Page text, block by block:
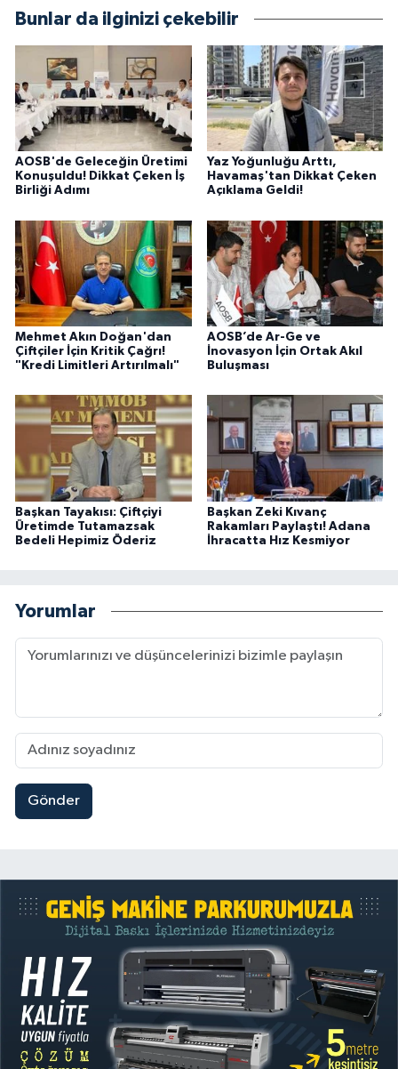
Bunlar da ilginizi çekebilir
AOSB'de Geleceğin Üretimi
Konuşuldu! Dikkat Çeken İş
Birliği Adımı
Yaz Yoğunluğu Arttı,
Havamaş'tan Dikkat Çeken
Açıklama Geldi!
Mehmet Akın Doğan'dan
Çiftçiler İçin Kritik Çağrı!
"Kredi Limitleri Artırılmalı"
AOSB’de Ar-Ge ve
İnovasyon İçin Ortak Akıl
Buluşması
Başkan Tayakısı: Çiftçiyi
Üretimde Tutamazsak
Bedeli Hepimiz Öderiz
Başkan Zeki Kıvanç
Rakamları Paylaştı! Adana
İhracatta Hız Kesmiyor
Yorumlar
Gönder